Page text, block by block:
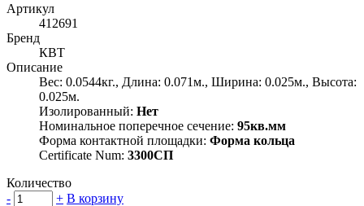
Артикул
412691
Бренд
КВТ
Описание
Вес: 0.0544кг., Длина: 0.071м., Ширина: 0.025м., Высота:
0.025м.
Изолированный: Нет
Номинальное поперечное сечение: 95кв.мм
Форма контактной площадки: Форма кольца
Certificate Num: 3300СП
Количество
-
+ В корзину